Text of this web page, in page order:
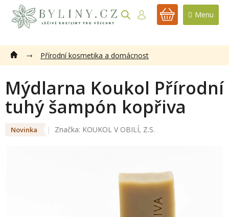
obsah
NÁKUPNÍ
Přírodní kosmetika a domácnost
Mýdlarna Koukol Přírodní
tuhý šampón kopřiva
Novinka Značka: KOUKOL V OBILÍ, Z.S.